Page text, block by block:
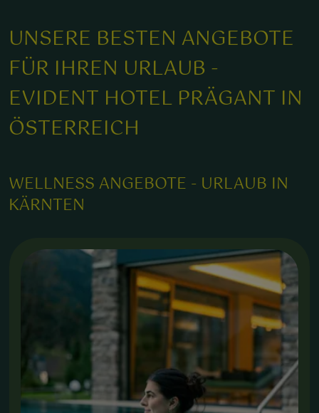
wohltuende Atmosphäre der Hot Stone Massage
UNSERE BESTEN ANGEBOTE
FÜR IHREN URLAUB -
EVIDENT HOTEL PRÄGANT IN
ÖSTERREICH
WELLNESS ANGEBOTE - URLAUB IN
KÄRNTEN